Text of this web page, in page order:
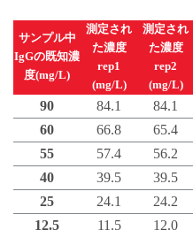
サンプル中
IgGの既知濃
度(mg/L)
測定され
た濃度
rep1
(mg/L)
測定され
た濃度
rep2
(mg/L)
90 84.1 84.1
60
66.8 65.4
55
57.4 56.2
40
39.5 39.5
25
24.1 24.2
12.5
11.5 12.0